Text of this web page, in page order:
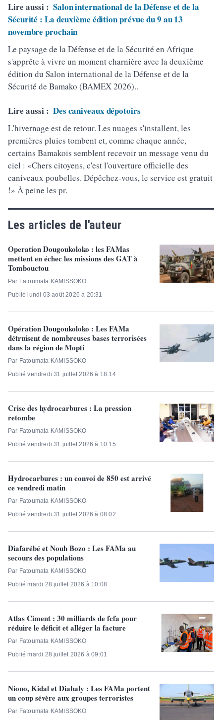
Lire aussi : Salon international de la Défense et de la
Sécurité : La deuxième édition prévue du 9 au 13
novembre prochain
Le paysage de la Défense et de la Sécurité en Afrique
s'apprête à vivre un moment charnière avec la deuxième
édition du Salon international de la Défense et de la
Sécurité de Bamako (BAMEX 2026)..
Lire aussi : Des caniveaux dépotoirs
L'hivernage est de retour. Les nuages s'installent, les
premières pluies tombent et, comme chaque année,
certains Bamakois semblent recevoir un message venu du
ciel : «Chers citoyens, c'est l'ouverture officielle des
caniveaux poubelles. Dépêchez-vous, le service est gratuit
!» À peine les pr.
Les articles de l'auteur
Operation Dougoukoloko : les FAMas
mettent en échec les missions des GAT à
Tombouctou
Par Fatoumata KAMISSOKO
Publié lundi 03 août 2026 à 20:31
Opération Dougoukoloko : Les FAMa
détruisent de nombreuses bases terrorisées
dans la région de Mopti
Par Fatoumata KAMISSOKO
Publié vendredi 31 juillet 2026 à 18:14
Crise des hydrocarbures : La pression
retombe
Par Fatoumata KAMISSOKO
Publié vendredi 31 juillet 2026 à 10:15
Hydrocarbures : un convoi de 850 est arrivé
ce vendredi matin
Par Fatoumata KAMISSOKO
Publié vendredi 31 juillet 2026 à 08:02
Diafarébé et Nouh Bozo : Les FAMa au
secours des populations
Par Fatoumata KAMISSOKO
Publié mardi 28 juillet 2026 à 10:08
Atlas Ciment : 30 milliards de fcfa pour
réduire le déficit et alléger la facture
Par Fatoumata KAMISSOKO
Publié mardi 28 juillet 2026 à 09:01
Niono, Kidal et Diabaly : Les FAMa portent
un coup sévère aux groupes terroristes
Par Fatoumata KAMISSOKO